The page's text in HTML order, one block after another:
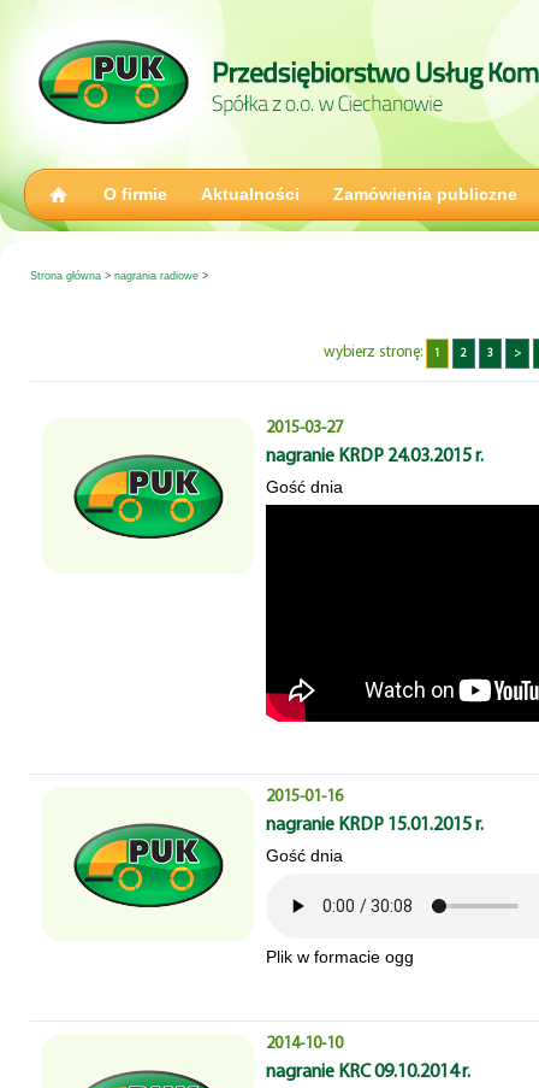
O firmie Aktualności Zamówienia publiczne
Strona główna> nagrania radiowe>
wybierz stronę: 1 2 3 >
2015-03-27
nagranie KRDP 24.03.2015 r.
Gość dnia
2015-01-16
nagranie KRDP 15.01.2015 r.
Gość dnia
Plik w formacie ogg
2014-10-10
nagranie KRC 09.10.2014 r.